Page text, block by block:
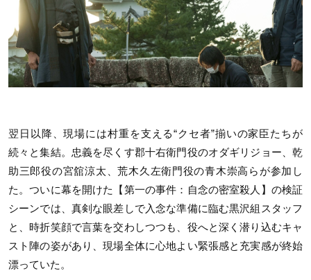
翌日以降、現場には村重を支える“クセ者”揃いの家臣たちが
続々と集結。忠義を尽くす郡十右衛門役のオダギリジョー、乾
助三郎役の宮舘涼太、荒木久左衛門役の青木崇高らが参加し
た。ついに幕を開けた【第一の事件：自念の密室殺人】の検証
シーンでは、真剣な眼差しで入念な準備に臨む黒沢組スタッフ
と、時折笑顔で言葉を交わしつつも、役へと深く潜り込むキャ
スト陣の姿があり、現場全体に心地よい緊張感と充実感が終始
漂っていた。